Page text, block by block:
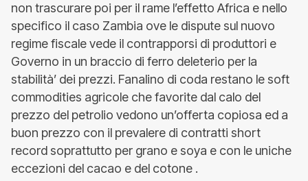
non trascurare poi per il rame l’effetto Africa e nello
specifico il caso Zambia ove le dispute sul nuovo
regime fiscale vede il contrapporsi di produttori e
Governo in un braccio di ferro deleterio per la
stabilità’ dei prezzi. Fanalino di coda restano le soft
commodities agricole che favorite dal calo del
prezzo del petrolio vedono un’offerta copiosa ed a
buon prezzo con il prevalere di contratti short
record soprattutto per grano e soya e con le uniche
eccezioni del cacao e del cotone .